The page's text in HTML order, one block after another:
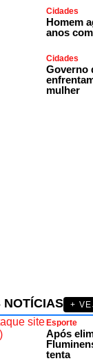
Cidades
Homem
anos
Cidades
Governo
mulher
NOTÍCIAS
+
Esporte
Após
tenta